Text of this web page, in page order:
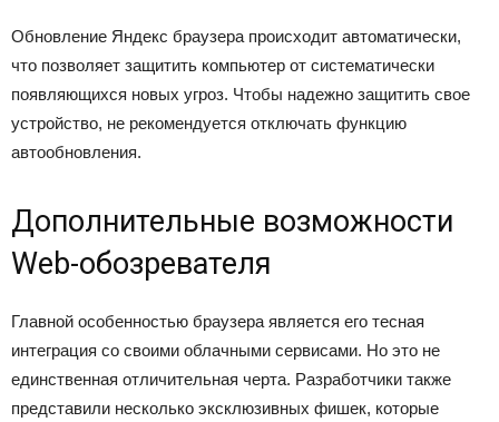
Обновление Яндекс браузера происходит автоматически,
что позволяет защитить компьютер от систематически
появляющихся новых угроз. Чтобы надежно защитить свое
устройство, не рекомендуется отключать функцию
автообновления.
Дополнительные возможности
Web-обозревателя
Главной особенностью браузера является его тесная
интеграция со своими облачными сервисами. Но это не
единственная отличительная черта. Разработчики также
представили несколько эксклюзивных фишек, которые